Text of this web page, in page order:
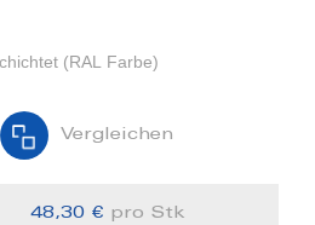
(RAL Farbe)
Vergleichen
48,30 € pro Stk